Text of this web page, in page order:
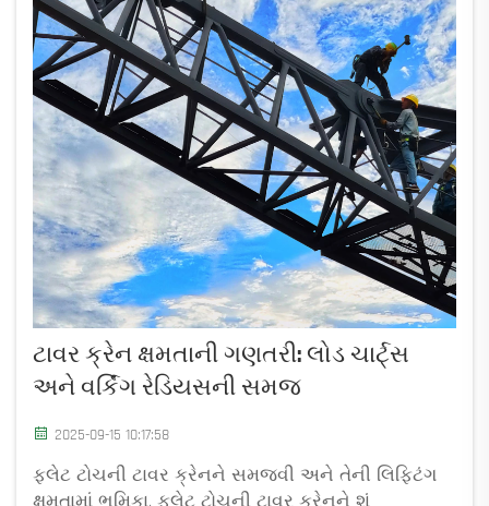
ટાવર ક્રેન ક્ષમતાની ગણતરી: લોડ ચાર્ટ્સ
અને વર્કિંગ રેડિયસની સમજ
2025-09-15 10:17:58
ફ્લેટ ટોચની ટાવર ક્રેનને સમજવી અને તેની લિફ્ટિંગ